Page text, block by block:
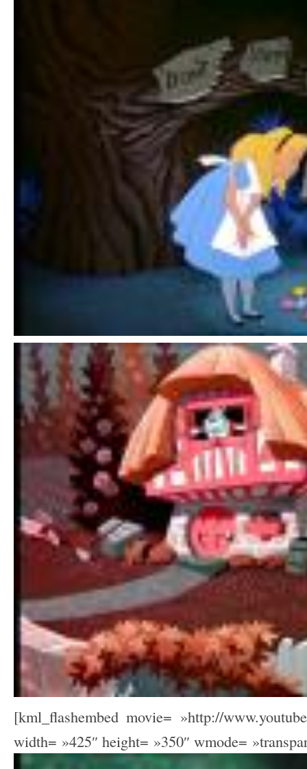
[kml_flashembed movie= »http://
width= »425″ height= »350″ wmode=